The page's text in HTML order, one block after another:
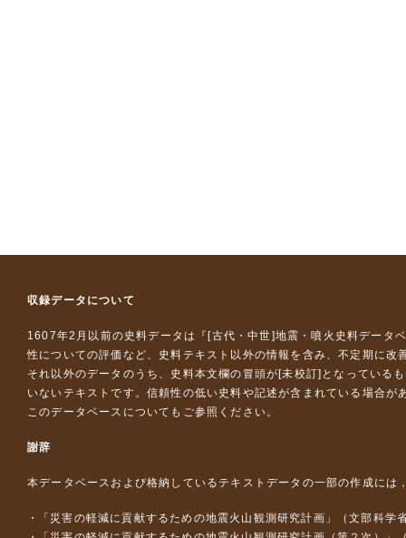
収録データについて
1607年2月以前の史料データは『 [古代・中世]地震・噴火史料データ
性についての評価など、史料テキスト以外の情報を含み、不定期に改
それ以外のデータのうち、史料本文欄の冒頭が[未校訂]となっている
いないテキストです。信頼性の低い史料や記述が含まれている場合が
このデータベースについて もご参照ください。
謝辞
本データベースおよび格納しているテキストデータの一部の作成には
「災害の軽減に貢献するための地震火山観測研究計画」（文部科学